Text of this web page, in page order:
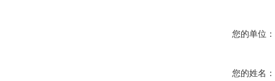
您的单位：
您的姓名：